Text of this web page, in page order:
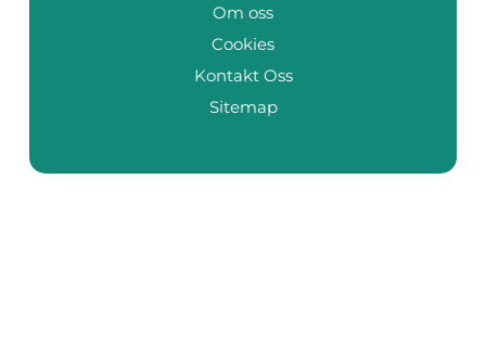
Om oss
Cookies
Kontakt Oss
Sitemap